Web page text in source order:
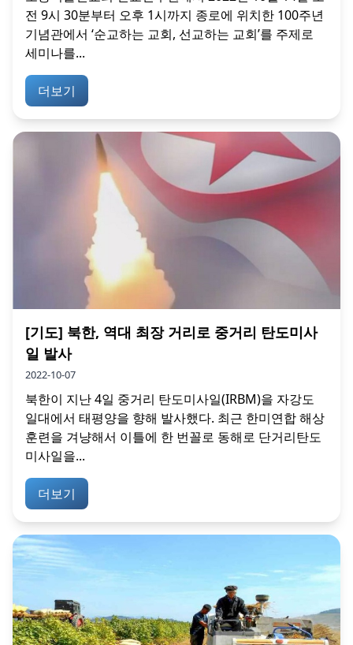
전 9시 30분부터 오후 1시까지 종로에 위치한 100주년
기념관에서 ‘순교하는 교회, 선교하는 교회’를 주제로
세미나를...
더보기
[기도] 북한, 역대 최장 거리로 중거리 탄도미사
일 발사
2022-10-07
북한이 지난 4일 중거리 탄도미사일(IRBM)을 자강도
일대에서 태평양을 향해 발사했다. 최근 한미연합 해상
훈련을 겨냥해서 이틀에 한 번꼴로 동해로 단거리탄도
미사일을...
더보기